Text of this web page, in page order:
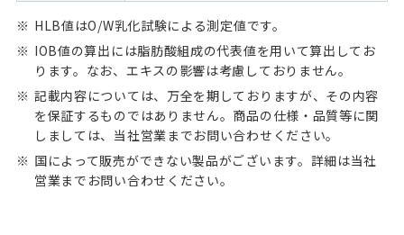
HLB値はO/W乳化試験による測定値です。
IOB値の算出には脂肪酸組成の代表値を用いて算出してお
ります。なお、エキスの影響は考慮しておりません。
記載内容については、万全を期しておりますが、その内容
を保証するものではありません。商品の仕様・品質等に関
しましては、当社営業までお問い合わせください。
国によって販売ができない製品がございます。詳細は当社
営業までお問い合わせください。